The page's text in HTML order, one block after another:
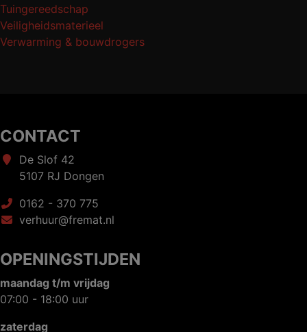
Tuingereedschap
Veiligheidsmaterieel
Verwarming & bouwdrogers
CONTACT
De Slof 42
5107 RJ Dongen
0162 - 370 775
verhuur@fremat.nl
OPENINGSTIJDEN
maandag t/m vrijdag
07:00 - 18:00 uur
zaterdag